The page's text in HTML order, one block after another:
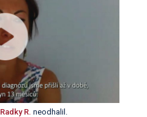
Radky R. neodhalil.